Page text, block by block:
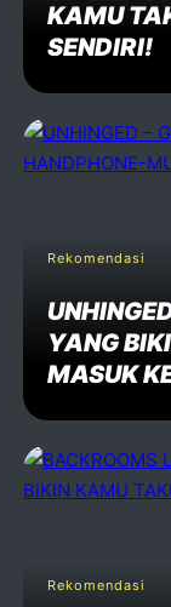
KAMU
SENDIRI!
Rekomendasi
YANG
MASUK
Rekomendasi